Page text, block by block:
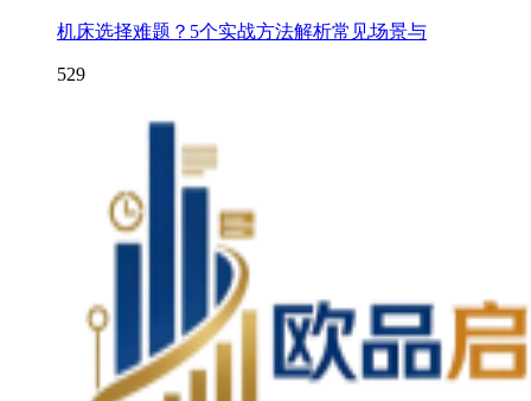
机床选择难题？5个实战方法解析常见场景与
529